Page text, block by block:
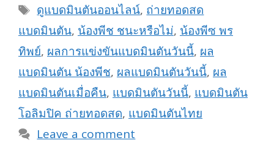
Tags
ดูแบดมินตันออนไลน์, ถ่ายทอดสด
แบดมินตัน, น้องพีช ชนะหรือไม่, น้องพีซ พร
ทิพย์, ผลการแข่งขันแบดมินตันวันนี้, ผล
แบดมินตัน น้องพีช, ผลแบดมินตันวันนี้, ผล
แบดมินตันเมื่อคืน, แบดมินตันวันนี้, แบดมินตัน
โอลิมปิค ถ่ายทอดสด, แบดมินตันไทย
Leave a comment